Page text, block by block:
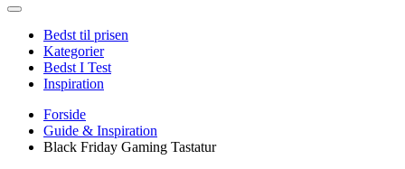
Bedst til prisen
Kategorier
Bedst I Test
Inspiration
Forside
Guide & Inspiration
Black Friday Gaming Tastatur